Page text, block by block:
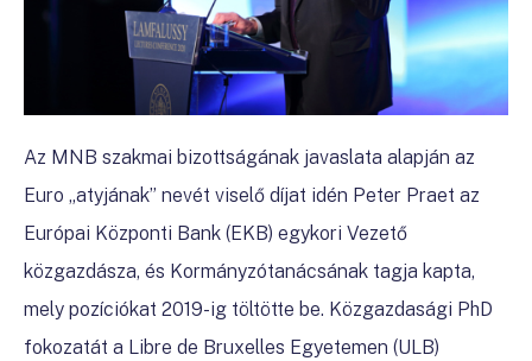
Az MNB szakmai bizottságának javaslata alapján az
Euro „atyjának” nevét viselő díjat idén Peter Praet az
Európai Központi Bank (EKB) egykori Vezető
közgazdásza, és Kormányzótanácsának tagja kapta,
mely pozíciókat 2019-ig töltötte be. Közgazdasági PhD
fokozatát a Libre de Bruxelles Egyetemen (ULB)